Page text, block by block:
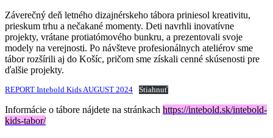
Záverečný deň letného dizajnérskeho tábora priniesol kreativitu,
prieskum trhu a nečakané momenty. Deti navrhli inovatívne
projekty, vrátane protiatómového bunkru, a prezentovali svoje
modely na verejnosti. Po návšteve profesionálnych ateliérov sme
tábor rozšírili aj do Košíc, pričom sme získali cenné skúsenosti pre
ďalšie projekty.
REPORT Intebold Kids AUGUST 2024 Stiahnuť
Informácie o tábore nájdete na stránkach https://intebold.sk/intebold-
kids-tabor/